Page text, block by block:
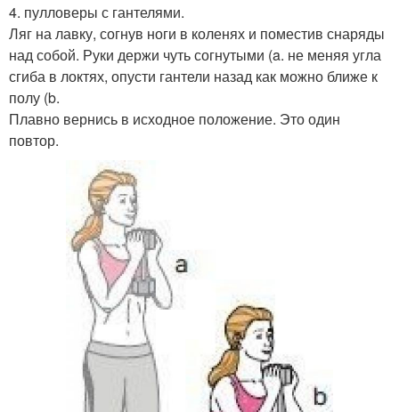
4. пулловеры с гантелями.
Ляг на лавку, согнув ноги в коленях и поместив снаряды
над собой. Руки держи чуть согнутыми (a. не меняя угла
сгиба в локтях, опусти гантели назад как можно ближе к
полу (b.
Плавно вернись в исходное положение. Это один
повтор.